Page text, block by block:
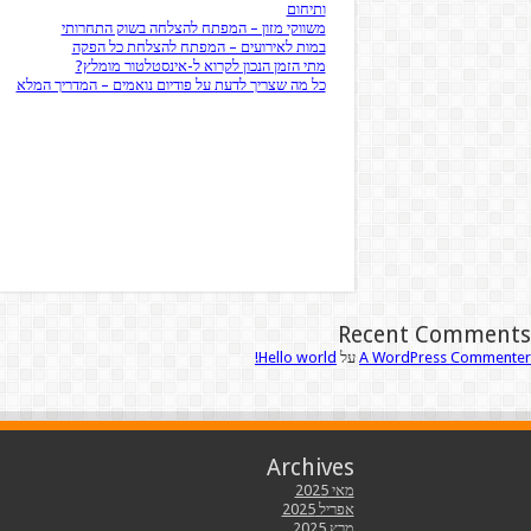
ותיחום
משווקי מזון – המפתח להצלחה בשוק התחרותי
במות לאירועים – המפתח להצלחת כל הפקה
מתי הזמן הנכון לקרוא ל-אינסטלטור מומלץ?
כל מה שצריך לדעת על פודיום נואמים – המדריך המלא
Recent Comments
A WordPress Commenter על Hello world!
Archives
מאי 2025
אפריל 2025